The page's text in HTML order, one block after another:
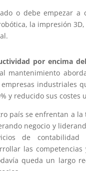
o debe empezar a
la impresión
por encima
mantenimiento
industriales
y reducido sus costes
país se enfrentan a
negocio y
de
las competencias
queda un largo